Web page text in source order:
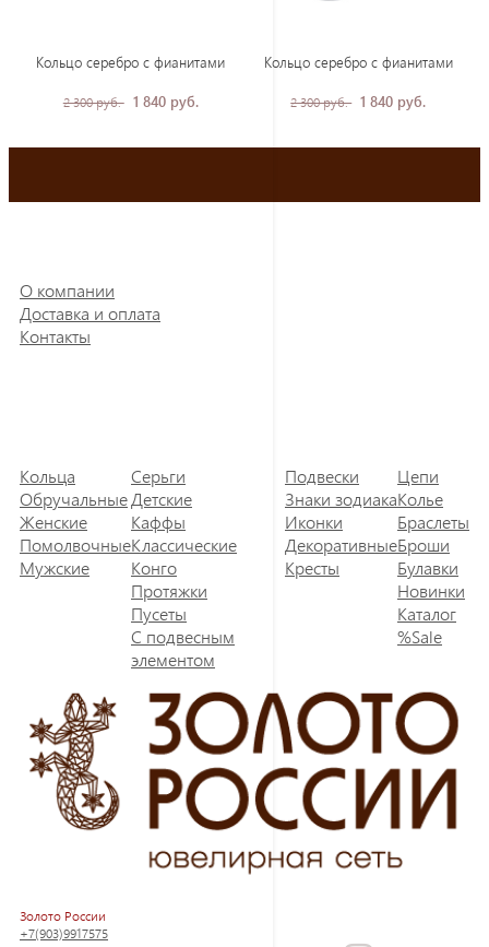
Кольцо серебро с фианитами
2 300 руб. 1 840 руб.
Кольцо серебро с фианитами
2 300 руб. 1 840 руб.
О компании
Доставка и оплата
Контакты
Кольца
Обручальные
Женские
Помолвочные
Мужские
Серьги
Детские
Каффы
Классические
Конго
Протяжки
Пусеты
С подвесным
элементом
Подвески
Знаки зодиака
Иконки
Декоративные
Кресты
Цепи
Колье
Браслеты
Броши
Булавки
Новинки
Каталог
%Sale
Золото России
+7(903)9917575